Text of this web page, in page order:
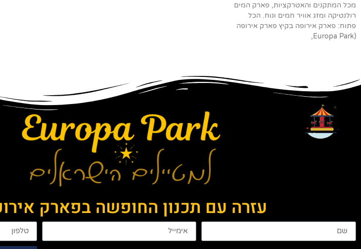
מכל המתקנים והאטרקציות, פארק המים
רולנטיקה ומזג אוויר חמים ונוח. הכל
פתוח: פארק אירופה בקיץ פארק אירופה
(Europa Park,
עזרה עם תכנון החופשה בפארק